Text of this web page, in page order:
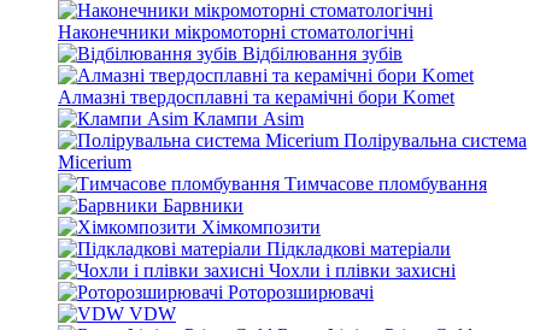
Наконечники мікромоторні стоматологічні
Відбілювання зубів
Алмазні твердосплавні та керамічні бори Komet
Клампи Asim
Полірувальна система
Micerium
Тимчасове пломбування
Барвники
Хімкомпозити
Підкладкові матеріали
Чохли і плівки захисні
Роторозширювачі
VDW